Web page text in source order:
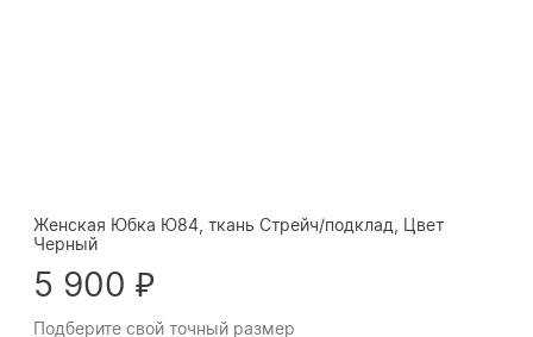
Женская Юбка Ю84, ткань Стрейч/подклад, Цвет
Черный
5 900 ₽
Подберите свой точный размер